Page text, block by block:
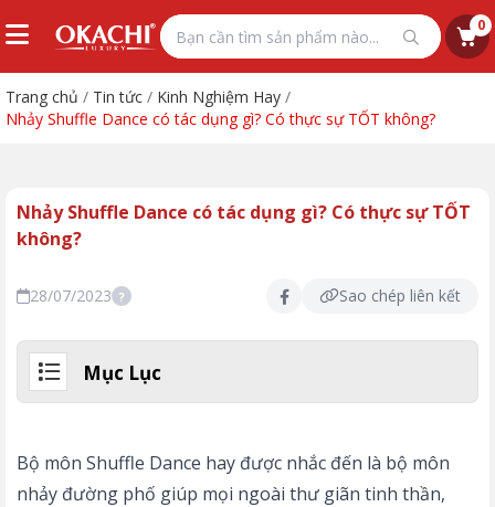
0
Trang chủ / Tin tức / Kinh Nghiệm Hay /
Nhảy Shuffle Dance có tác dụng gì? Có thực sự TỐT không?
Nhảy Shuffle Dance có tác dụng gì? Có thực sự TỐT
không?
28/07/2023 ? Sao chép liên kết
Mục Lục
Bộ môn Shuffle Dance hay được nhắc đến là bộ môn
nhảy đường phố giúp mọi ngoài thư giãn tinh thần,